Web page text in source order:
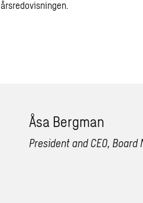
årsredovisningen.
Åsa Bergman
President and CEO, Board